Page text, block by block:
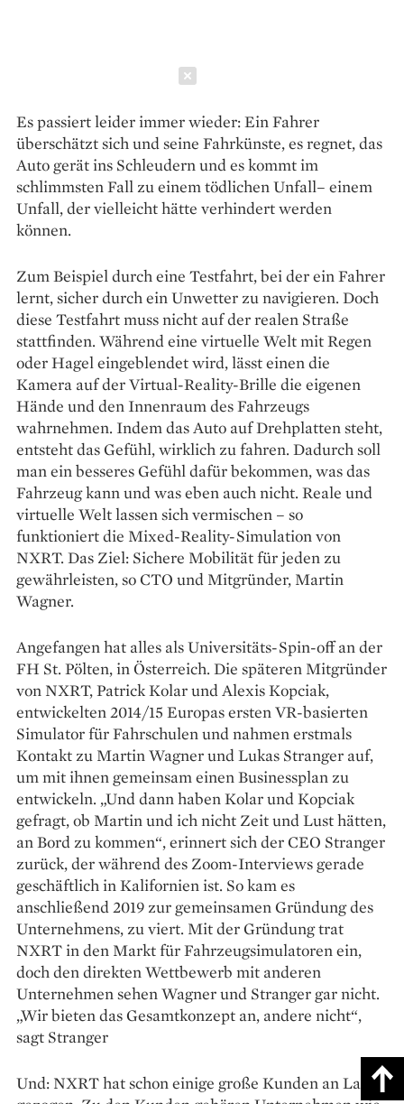
Es passiert leider immer wieder: Ein Fahrer
überschätzt sich und seine Fahrkünste, es regnet, das
Auto gerät ins Schleudern und es kommt im
schlimmsten Fall zu einem tödlichen Unfall– einem
Unfall, der vielleicht hätte verhindert werden
können.
Zum Beispiel durch eine Testfahrt, bei der ein Fahrer
lernt, sicher durch ein Unwetter zu navigieren. Doch
diese Testfahrt muss nicht auf der realen Straße
stattfinden. Während eine virtuelle Welt mit Regen
oder Hagel eingeblendet wird, lässt einen die
Kamera auf der Virtual-Reality-Brille die eigenen
Hände und den Innenraum des Fahrzeugs
wahrnehmen. Indem das Auto auf Drehplatten steht,
entsteht das Gefühl, wirklich zu fahren. Dadurch soll
man ein besseres Gefühl dafür bekommen, was das
Fahrzeug kann und was eben auch nicht. Reale und
virtuelle Welt lassen sich vermischen – so
funktioniert die Mixed-Reality-Simulation von
NXRT. Das Ziel: Sichere Mobilität für jeden zu
gewährleisten, so CTO und Mitgründer, Martin
Wagner.
Angefangen hat alles als Universitäts-Spin-off an der
FH St. Pölten, in Österreich. Die späteren Mitgründer
von NXRT, Patrick Kolar und Alexis Kopciak,
entwickelten 2014/15 Europas ersten VR-basierten
Simulator für Fahrschulen und nahmen erstmals
Kontakt zu Martin Wagner und Lukas Stranger auf,
um mit ihnen gemeinsam einen Businessplan zu
entwickeln. „Und dann haben Kolar und Kopciak
gefragt, ob Martin und ich nicht Zeit und Lust hätten,
an Bord zu kommen“, erinnert sich der CEO Stranger
zurück, der während des Zoom-Interviews gerade
geschäftlich in Kalifornien ist. So kam es
anschließend 2019 zur gemeinsamen Gründung des
Unternehmens, zu viert. Mit der Gründung trat
NXRT in den Markt für Fahrzeugsimulatoren ein,
doch den direkten Wettbewerb mit anderen
Unternehmen sehen Wagner und Stranger gar nicht.
„Wir bieten das Gesamtkonzept an, andere nicht“,
sagt Stranger
Und: NXRT hat schon einige große Kunden an Land